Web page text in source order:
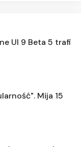
UI 9 Beta 5 trafi
Mija 15